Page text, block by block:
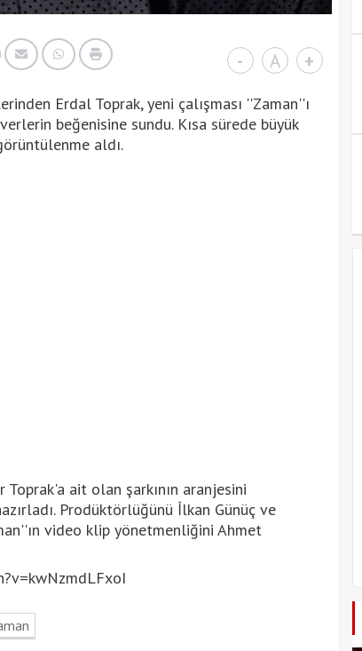
- A +
Erdal Toprak, yeni çalışması ''Zaman''ı
beğenisine sundu. Kısa sürede büyük
aldı.
ait olan şarkının aranjesini
Prodüktörlüğünü İlkan Günüç ve
video klip yönetmenliğini Ahmet